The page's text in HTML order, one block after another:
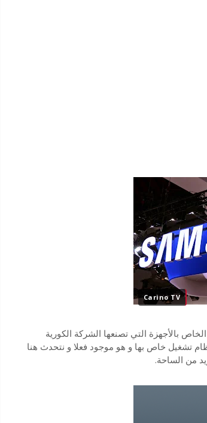
Carino TV
بالأجهزة التي تصنعها الشركة الكورية
تشغيل خاص بها و هو موجود فعلا و نتحدث هنا